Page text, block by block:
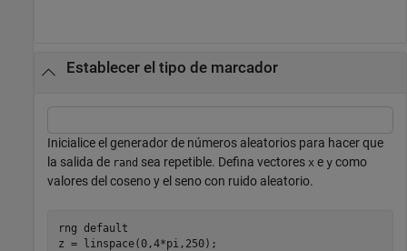
Establecer el tipo de marcador
Inicialice el generador de números aleatorios para hacer que
la salida de rand sea repetible. Defina vectores x e y como
valores del coseno y el seno con ruido aleatorio.
rng default
z = linspace(0,4*pi,250);